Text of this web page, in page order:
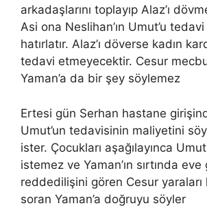
arkadaşlarını toplayıp Alaz’ı
Asi ona Neslihan’ın Umut’u
hatırlatır. Alaz’ı döverse kadın
tedavi etmeyecektir. Cesur
Yaman’a da bir şey söylemez
Ertesi gün Serhan hastane
Umut’un tedavisinin maliyetini
ister. Çocukları aşağılayınca
istemez ve Yaman’ın sırtında eve
reddedilişini gören Cesur yaraları
soran Yaman’a doğruyu söyler